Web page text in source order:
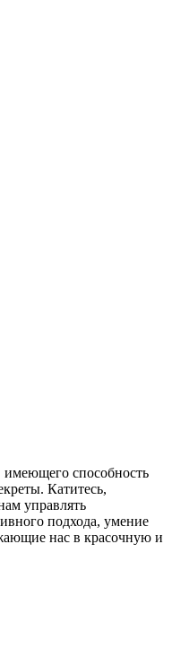
имеющего способность
Катитесь,
управлять
подхода, умение
нас в красочную и